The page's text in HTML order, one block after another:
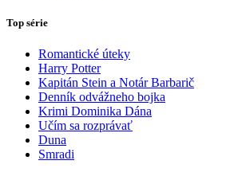
Top série
Romantické úteky
Harry Potter
Kapitán Stein a Notár Barbarič
Denník odvážneho bojka
Krimi Dominika Dána
Učím sa rozprávať
Duna
Smradi